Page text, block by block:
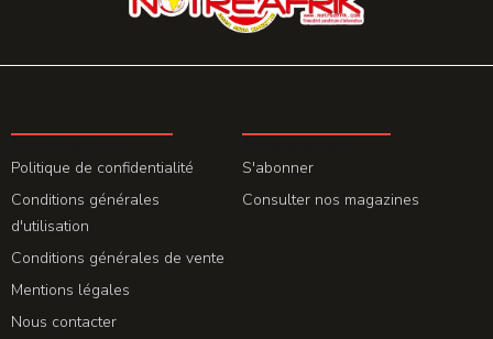
Politique de confidentialité
Conditions générales
d'utilisation
Conditions générales de vente
Mentions légales
Nous contacter
S'abonner
Consulter nos magazines